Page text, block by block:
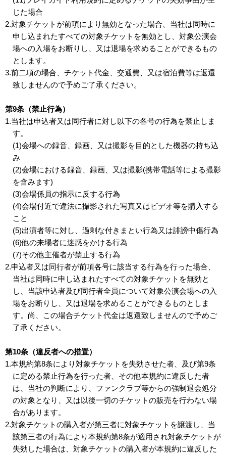
じた場合
2.対象チケットが前項により無効となった場合、当社は同時に
申し込まれたすべての対象チケットを無効とし、対象公演会
場への入場をお断りし、又は退場を求めることができるもの
とします。
3.前二項の場合、チケット代金、交通費、又は宿泊費等は返還
致しませんので予めご了承ください。
第9条（禁止行為）
1.当社は申込者又は同行者に対し以下の各号の行為を禁止しま
す。
(1)会場への録音、録画、又は撮影を目的とした機器の持ち込
み
(2)会場における録音、録画、又は撮影(携帯電話等による撮影
を含みます)
(3)会場係員の指示に反する行為
(4)会場付近で違法に撮影された写真又はビデオ等を購入する
こと
(5)出演者等に対し、過剰な付きまとい行為又は誹謗中傷行為
(6)他の来場者に迷惑をかける行為
(7)その他主催者が禁止する行為
2.申込者又は同行者が前項各号に該当する行為を行った場合、
当社は同時に申し込まれたすべての対象チケットを無効と
し、当該申込者及び同行者全員について対象公演会場への入
場をお断りし、又は退場を求めることができるものとしま
す。尚、この場合チケット代金は返還致しませんので予めご
了承ください。
第10条（違反者への措置）
1.本規約第8条により対象チケットを失効させた者、及び第9条
に定める禁止行為を行った者、その他本規約に違反した者
は、当社の判断により、ファンクラブ等からの強制退会処分
の対象となり、又は以後一切のチケットの販売を行わない場
合があります。
2.対象チケットの購入者が第三者に対象チケットを譲渡し、当
該第三者の行為により本規約第8条が適用され対象チケットが
失効した場合は、対象チケットの購入者が本規約に違反した